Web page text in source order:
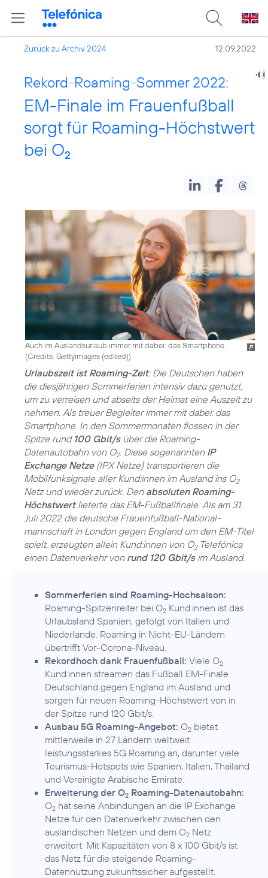
Zurück zu Archiv 2024 12.09.2022
Rekord-Roaming-Sommer 2022:
EM-Finale im Frauenfußball
sorgt für Roaming-Höchstwert
bei O2
Auch im Auslandsurlaub immer mit dabei: das Smartphone.
(Credits: Gettyimages (edited))
Urlaubszeit ist Roaming-Zeit: Die Deutschen haben
die diesjährigen Sommerferien intensiv dazu genutzt,
um zu verreisen und abseits der Heimat eine Auszeit zu
nehmen. Als treuer Begleiter immer mit dabei: das
Smartphone. In den Sommermonaten flossen in der
Spitze rund 100 Gbit/süber die Roaming-
Datenautobahn von O2. Diese sogenannten IP
Exchange Netze(IPX Netze) transportieren die
Mobilfunksignale aller Kund:innen im Ausland ins O2
Netz und wieder zurück. Den absoluten Roaming-
Höchstwertlieferte das EM-Fußballfinale: Als am 31.
Juli 2022 die deutsche Frauenfußball-National­
mannschaft in London gegen England um den EM-Titel
spielt, erzeugten allein Kund:innen von O2Telefónica
einen Datenverkehr von rund 120 Gbit/sim Ausland.
Sommerferien sind Roaming-Hochsaison:
Roaming-Spitzenreiter bei O2 Kund:innen ist das
Urlaubsland Spanien, gefolgt von Italien und
Niederlande. Roaming in Nicht-EU-Ländern
übertrifft Vor-Corona-Niveau.
Rekordhoch dank Frauenfußball: Viele O2
Kund:innen streamen das Fußball EM-Finale
Deutschland gegen England im Ausland und
sorgen für neuen Roaming-Höchstwert von in
der Spitze rund 120 Gbit/s.
Ausbau 5G Roaming-Angebot: O2 bietet
mittlerweile in 27 Ländern weltweit
leistungsstarkes 5G Roaming an, darunter viele
Tourismus-Hotspots wie Spanien, Italien, Thailand
und Vereinigte Arabische Emirate.
Erweiterung der O2 Roaming-Datenautobahn:
O2 hat seine Anbindungen an die IP Exchange
Netze für den Datenverkehr zwischen den
ausländischen Netzen und dem O2 Netz
erweitert. Mit Kapazitäten von 8 x 100 Gbit/s ist
das Netz für die steigende Roaming-
Datennutzung zukunftssicher aufgestellt.